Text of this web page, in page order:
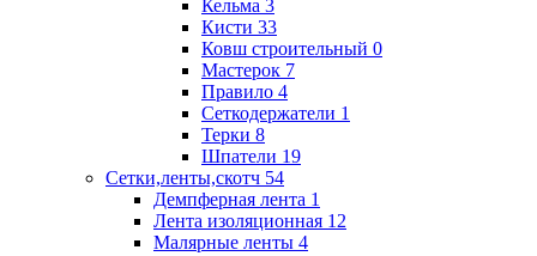
Кельма 3
Кисти 33
Ковш строительный 0
Мастерок 7
Правило 4
Сеткодержатели 1
Терки 8
Шпатели 19
Сетки,ленты,скотч 54
Демпферная лента 1
Лента изоляционная 12
Малярные ленты 4